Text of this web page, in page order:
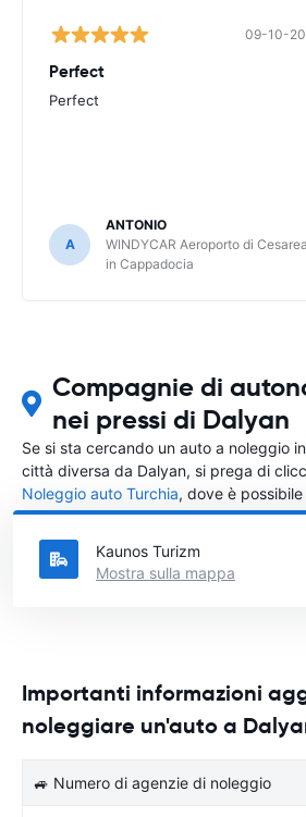
09-10-
Perfect
Perfect
A
ANTONIO
WINDYCAR Aeroporto di Cesarea
in Cappadocia
Compagnie di
nei pressi di Dalyan
Se si sta cercando un auto a noleggio
città diversa da Dalyan, si prega di
Noleggio auto Turchia, dove è
città in Turchia si vuole noleggiare
Kaunos Turizm
Mostra sulla mappa
Importanti informazioni
noleggiare un'auto a
🚙 Numero di agenzie di noleggio